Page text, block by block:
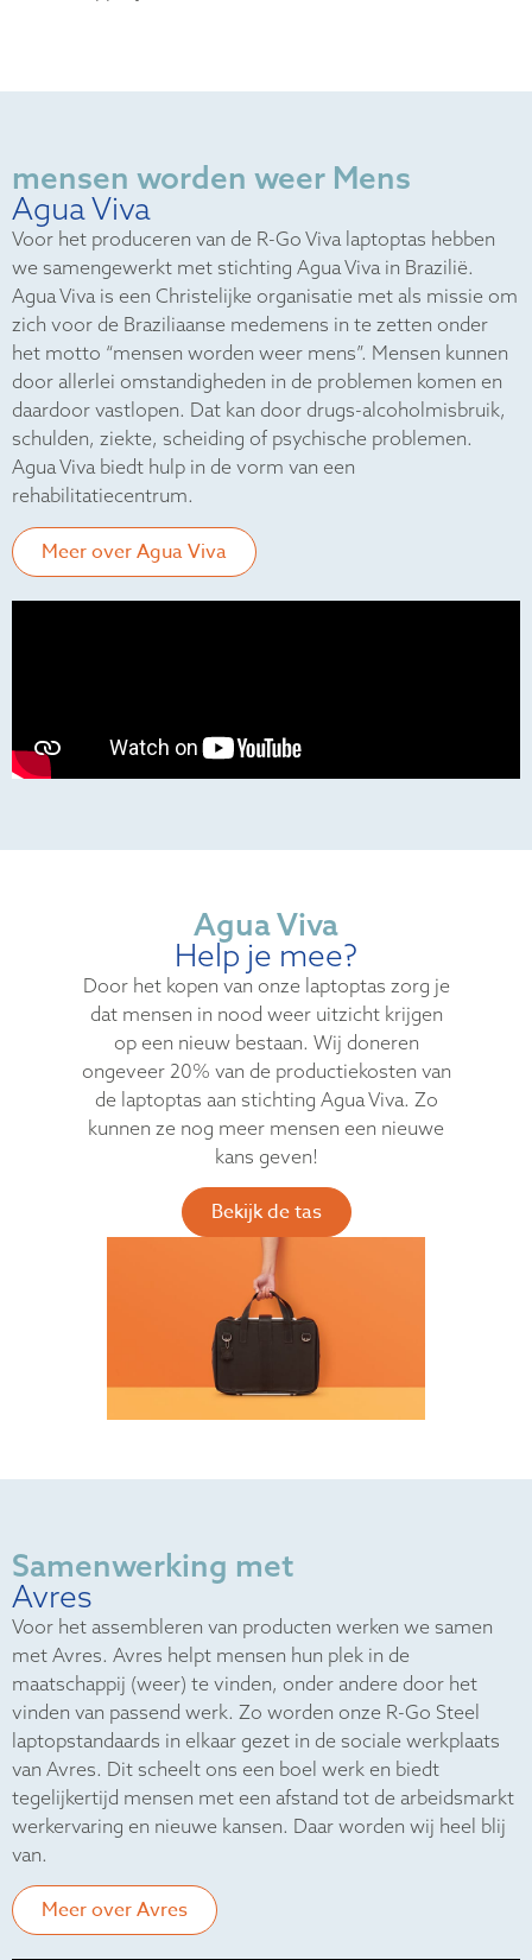
mensen worden weer Mens
Agua Viva
Voor het produceren van de R-Go Viva laptoptas hebben
we samengewerkt met stichting Agua Viva in Brazilië.
Agua Viva is een Christelijke organisatie met als missie om
zich voor de Braziliaanse medemens in te zetten onder
het motto “mensen worden weer mens”. Mensen kunnen
door allerlei omstandigheden in de problemen komen en
daardoor vastlopen. Dat kan door drugs-alcoholmisbruik,
schulden, ziekte, scheiding of psychische problemen.
Agua Viva biedt hulp in de vorm van een
rehabilitatiecentrum.
Meer over Agua Viva
Agua Viva
Help je mee?
Door het kopen van onze laptoptas zorg je
dat mensen in nood weer uitzicht krijgen
op een nieuw bestaan. Wij doneren
ongeveer 20% van de productiekosten van
de laptoptas aan stichting Agua Viva. Zo
kunnen ze nog meer mensen een nieuwe
kans geven!
Bekijk de tas
Samenwerking met
Avres
Voor het assembleren van producten werken we samen
met Avres. Avres helpt mensen hun plek in de
maatschappij (weer) te vinden, onder andere door het
vinden van passend werk. Zo worden onze R-Go Steel
laptopstandaards in elkaar gezet in de sociale werkplaats
van Avres. Dit scheelt ons een boel werk en biedt
tegelijkertijd mensen met een afstand tot de arbeidsmarkt
werkervaring en nieuwe kansen. Daar worden wij heel blij
van.
Meer over Avres